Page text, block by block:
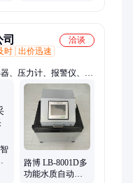
洽谈
时 出价迅速
、压力计、报警仪、粉
、测温仪、测定仪、传
、辐射仪、机器人、测
路博 LB-8001D多
功能水质自动采